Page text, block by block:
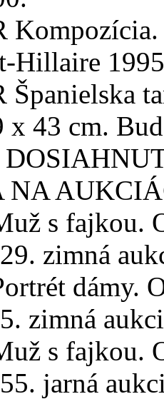
Hillaire
Španielska
x 43 cm.
NA
s fajkou.
zimná
dámy.
zimná
s fajkou.
jarná